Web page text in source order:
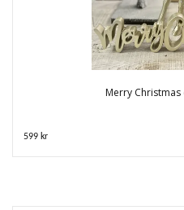
Merry
599 kr